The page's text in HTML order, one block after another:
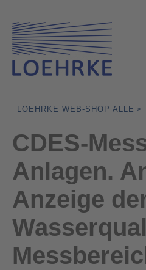
LOEHRKE WEB-SHOP ALLE >
CDES-
Anlagen.
Anzeige